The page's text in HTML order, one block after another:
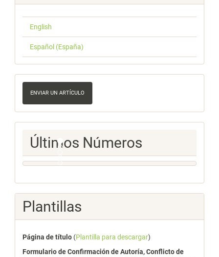
English
Español (España)
Enviar
un
artículo
ENVIAR UN ARTÍCULO
Ultimos
Numeros
Últimos Números
Plantillas
Página de título (Plantilla para descargar)
Formulario de Confirmación de Autoría, Conflicto de